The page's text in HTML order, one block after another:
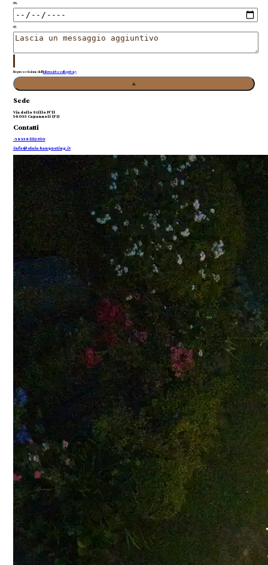
06.
07.
Ho preso visione dell'informativa sulla privacy
Sede
Via dello Stillo N°11
56033 Capannoli (PI)
Contatti
+39 339 1112810
info@elaia-banqueting.it